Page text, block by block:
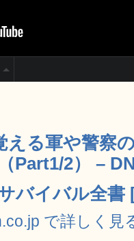
える軍や警察
Part1/2） –
バイバル全書
で詳しく見